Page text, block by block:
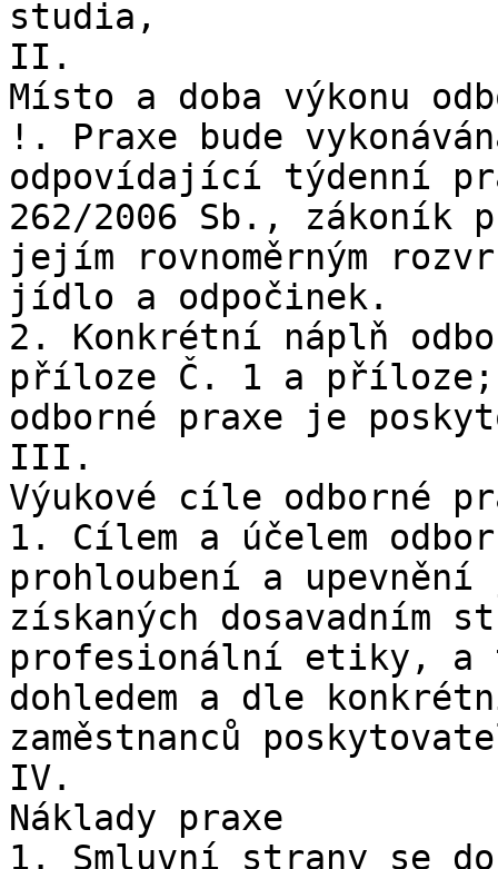
studia,
II.
Místo a doba výkonu
!. Praxe bude
odpovídající týdenní
262/2006 Sb., zákoník
jejím rovnoměrným
jídlo a odpočinek.
2. Konkrétní náplň
příloze Č. 1 a příloze;
odborné praxe je
III.
Výukové cíle odborné
1. Cílem a účelem
prohloubení a
získaných dosavadním
profesionální etiky, a
dohledem a dle
zaměstnanců
IV.
Náklady praxe
1. Smluvní strany se